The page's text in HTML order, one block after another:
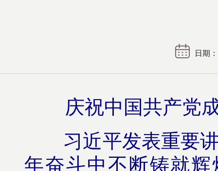
日期
庆祝中国共产党
习近平发表重要
年奋斗中不断铸就